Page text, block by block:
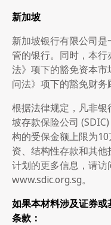
新加坡
新加坡银行有限公司
管的银行。同时，本
法》项下的豁免资本
问法》项下的豁免财务
根据法律规定，凡非
坡存款保险公司
构的受保金额上限为
资、结构性存款和其
计划的更多信息，请
www.sdic.org.sg。
如果本材料涉及证券
条款：